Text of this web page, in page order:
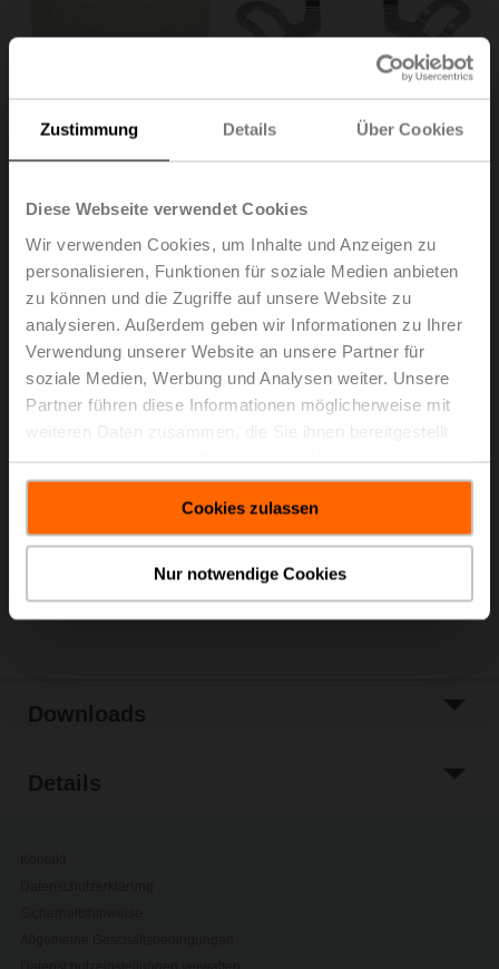
Zustimmung Details Über Cookies
Diese Webseite verwendet Cookies
Wir verwenden Cookies, um Inhalte und Anzeigen zu
personalisieren, Funktionen für soziale Medien anbieten
zu können und die Zugriffe auf unsere Website zu
analysieren. Außerdem geben wir Informationen zu Ihrer
Verwendung unserer Website an unsere Partner für
soziale Medien, Werbung und Analysen weiter. Unsere
Partner führen diese Informationen möglicherweise mit
gesammelt haben.
Cookies zulassen
Nur notwendige Cookies
ZF12-NSA
Formschlusseinsatz, 12x12 mm, für LMQ..A / NM..A /
NMQ..A / SM..A
Multipack 20 Stk.
In den
Warenkorb
Zur Projektliste
Teilen
Downloads
Details